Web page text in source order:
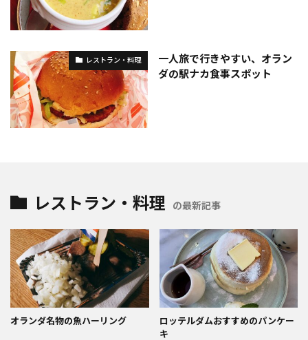
レストラン・料理
一人旅で行きやすい、オラン
ダの駅ナカ食事スポット
レストラン・料理 の最新記事
オランダ名物の魚ハーリング
ロッテルダムおすすめのパンケー
キ